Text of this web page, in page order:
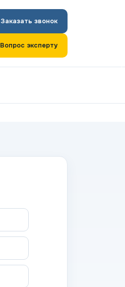
Заказать звонок
Вопрос эксперту